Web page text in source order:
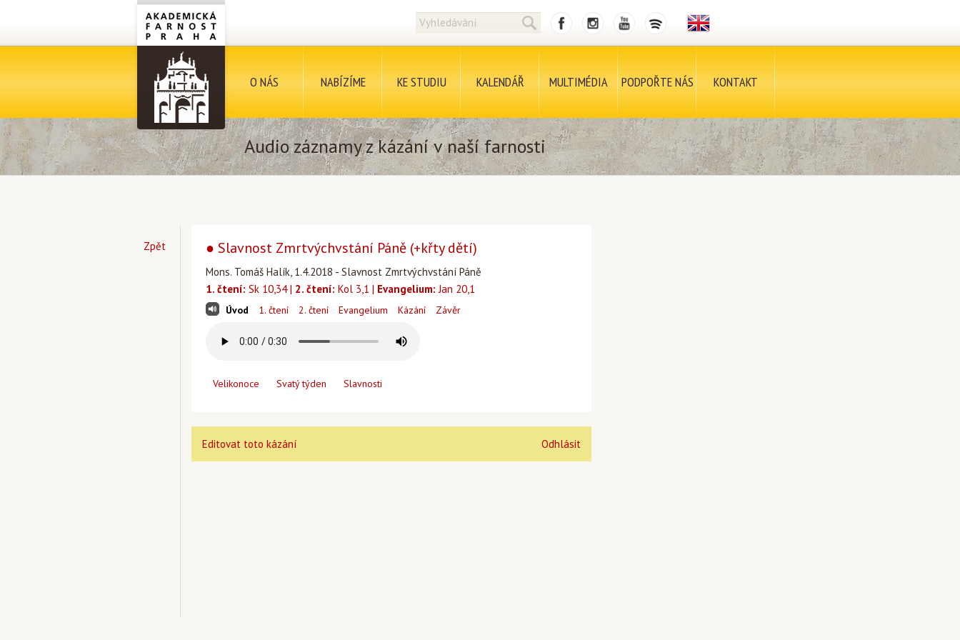
O NÁS NABÍZÍME KE STUDIU KALENDÁŘ MULTIMÉDIA PODPOŘTE NÁS KONTAKT
Audio záznamy z kázání v naší farnosti
Zpět ● Slavnost Zmrtvýchvstání Páně (+křty dětí)
Mons. Tomáš Halík, 1.4.2018 - Slavnost Zmrtvýchvstání Páně
1. čtení: Sk 10,34 | 2. čtení: Kol 3,1 | Evangelium: Jan 20,1
Úvod 1. čtení 2. čtení Evangelium Kázání Závěr
Velikonoce Svatý týden Slavnosti
Editovat toto kázání Odhlásit